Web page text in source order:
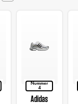
Nummer
4
Adidas